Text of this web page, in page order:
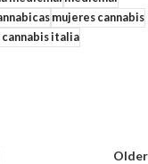
mujeres cannabis
italia
Older